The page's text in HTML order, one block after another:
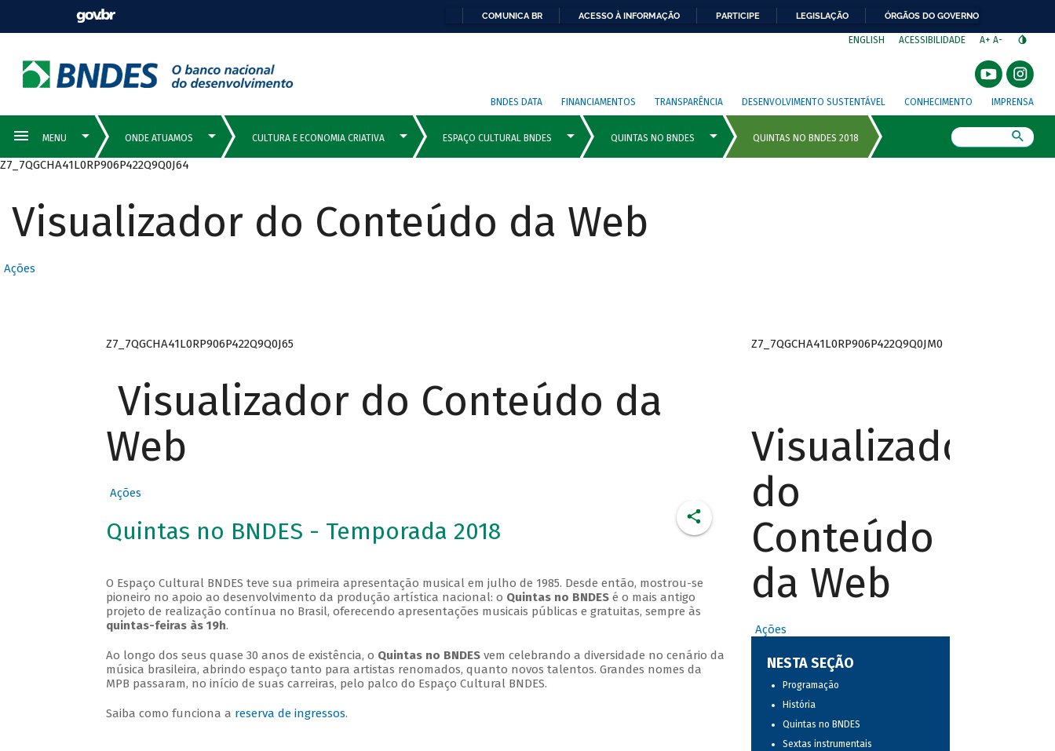
COMUNICA BR ACESSO À INFORMAÇÃO PARTICIPE LEGISLAÇÃO ÓRGÃOS DO GOVERNO
ENGLISH ACESSIBILIDADE A+ A-
BNDES DATA FINANCIAMENTOS TRANSPARÊNCIA DESENVOLVIMENTO SUSTENTÁVEL CONHECIMENTO IMPRENSA
Z7_7QGCHA41L0RP906P422Q9Q0J64
Visualizador do Conteúdo da Web
Ações
Z7_7QGCHA41L0RP906P422Q9Q0J65
Visualizador do Conteúdo da
Web
Ações
Quintas no BNDES - Temporada 2018
O Espaço Cultural BNDES teve sua primeira apresentação musical em julho de 1985. Desde então, mostrou-se
pioneiro no apoio ao desenvolvimento da produção artística nacional: o Quintas no BNDESé o mais antigo
projeto de realização contínua no Brasil, oferecendo apresentações musicais públicas e gratuitas, sempre às
quintas-feiras às 19h.
Ao longo dos seus quase 30 anos de existência, o Quintas no BNDESvem celebrando a diversidade no cenário da
música brasileira, abrindo espaço tanto para artistas renomados, quanto novos talentos. Grandes nomes da
MPB passaram, no início de suas carreiras, pelo palco do Espaço Cultural BNDES.
Saiba como funciona a reserva de ingressos.
Z7_7QGCHA41L0RP906P422Q9Q0JM0
Visualizador
do
Conteúdo
da Web
Ações
NESTA SEÇÃO
Programação
História
Quintas no BNDES
Sextas instrumentais